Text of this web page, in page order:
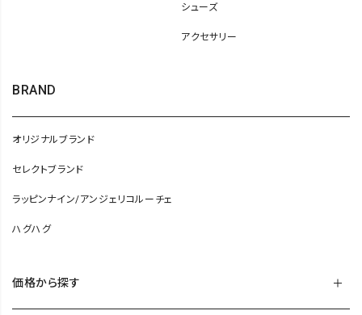
シューズ
アクセサリー
BRAND
オリジナルブランド
セレクトブランド
ラッピンナイン/アンジェリコルーチェ
ハグハグ
価格から探す